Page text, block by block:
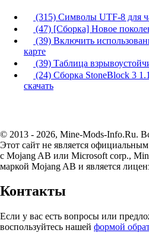
(315) Символы UTF-8 для
(47) [Сборка] Новое
(39) Включить
карте
(39) Таблица
(24) Сборка StoneBlock 3
скачать
© 2013 - 2026, Mine-Mods-Info.Ru.
Этот сайт не является
с Mojang AB или Microsoft corp.,
маркой Mojang AB и является
Контакты
Если у вас есть вопросы или
воспользуйтесь нашей формой